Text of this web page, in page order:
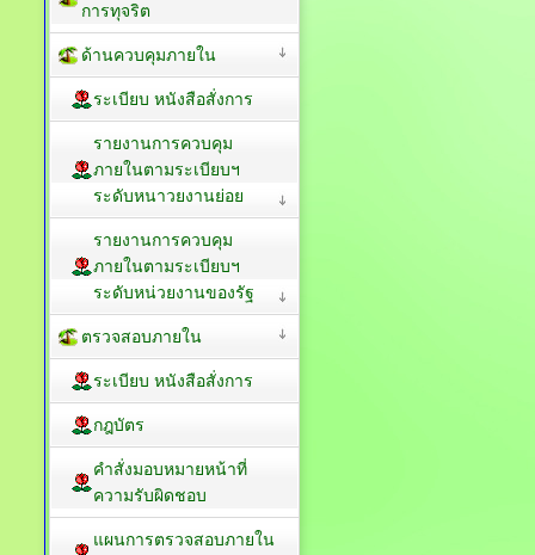
การทุจริต
ด้านควบคุมภายใน
ระเบียบ หนังสือสั่งการ
รายงานการควบคุม
ภายในตามระเบียบฯ
ระดับหนาวยงานย่อย
รายงานการควบคุม
ภายในตามระเบียบฯ
ระดับหน่วยงานของรัฐ
ตรวจสอบภายใน
ระเบียบ หนังสือสั่งการ
กฎบัตร
คำสั่งมอบหมายหน้าที่
ความรับผิดชอบ
แผนการตรวจสอบภายใน